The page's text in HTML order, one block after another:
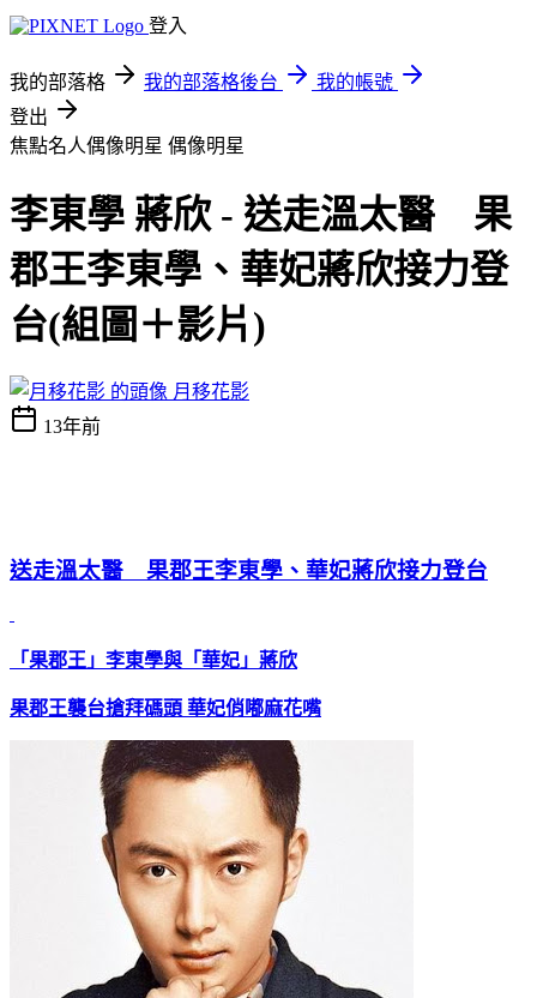
登入
我的部落格 我的部落格後台
我的帳號
登出
焦點名人偶像明星 偶像明星
李東學 蔣欣 - 送走溫太醫 果
郡王李東學、華妃蔣欣接力登
台(組圖＋影片)
月移花影
13年前
送走溫太醫 果郡王李東學、華妃蔣欣接力登台
「果郡王」李東學與「華妃」蔣欣
果郡王襲台搶拜碼頭 華妃俏嘟麻花嘴